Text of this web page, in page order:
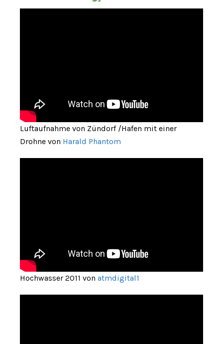
Luftaufnahme von Zündorf /Hafen mit einer
Drohne von Harald Phantom
Hochwasser 2011 von atmdigital1